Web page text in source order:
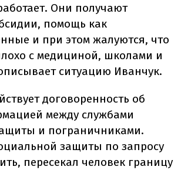
Они получают
помощь как
и при этом жалуются, что
с медициной, школами и
ситуацию Иванчук.
договоренность об
между службами
и пограничниками.
защиты по запросу
пересекал человек границу